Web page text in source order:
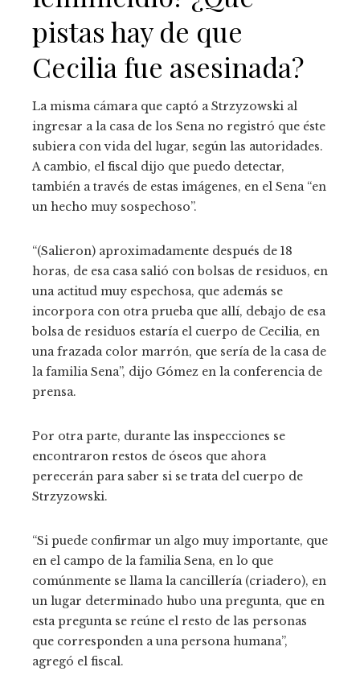
pistas hay de que
Cecilia fue asesinada?
La misma cámara que captó a Strzyzowski al
ingresar a la casa de los Sena no registró que éste
subiera con vida del lugar, según las autoridades.
A cambio, el fiscal dijo que puedo detectar,
también a través de estas imágenes, en el Sena “en
un hecho muy sospechoso”.
“(Salieron) aproximadamente después de 18
horas, de esa casa salió con bolsas de residuos, en
una actitud muy espechosa, que además se
incorpora con otra prueba que allí, debajo de esa
bolsa de residuos estaría el cuerpo de Cecilia, en
una frazada color marrón, que sería de la casa de
la familia Sena”, dijo Gómez en la conferencia de
prensa.
Por otra parte, durante las inspecciones se
encontraron restos de óseos que ahora
perecerán para saber si se trata del cuerpo de
Strzyzowski.
“Si puede confirmar un algo muy importante, que
en el campo de la familia Sena, en lo que
comúnmente se llama la cancillería (criadero), en
un lugar determinado hubo una pregunta, que en
esta pregunta se reúne el resto de las personas
que corresponden a una persona humana”,
agregó el fiscal.